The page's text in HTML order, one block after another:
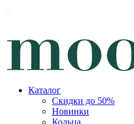
Каталог
Скидки до 50%
Новинки
Кольца